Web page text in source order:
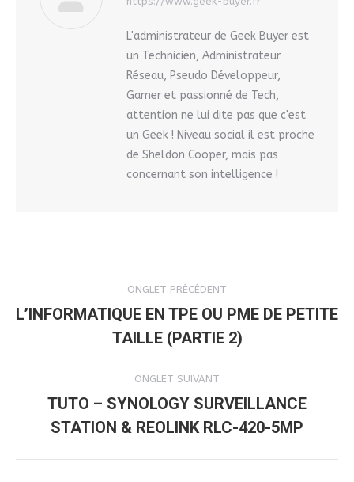
L'administrateur de Geek Buyer est
un Technicien, Administrateur
Réseau, Pseudo Développeur,
Gamer et passionné de Tech,
attention ne lui dite pas que c'est
un Geek ! Niveau social il est proche
de Sheldon Cooper, mais pas
concernant son intelligence !
NAVIGATION
DE
COMMENTAIRE
ONGLET PRÉCÉDENT
précédent
L’INFORMATIQUE EN TPE OU PME DE PETITE
TAILLE (PARTIE 2)
ONGLET SUIVANT
suivant
TUTO – SYNOLOGY SURVEILLANCE
STATION & REOLINK RLC-420-5MP